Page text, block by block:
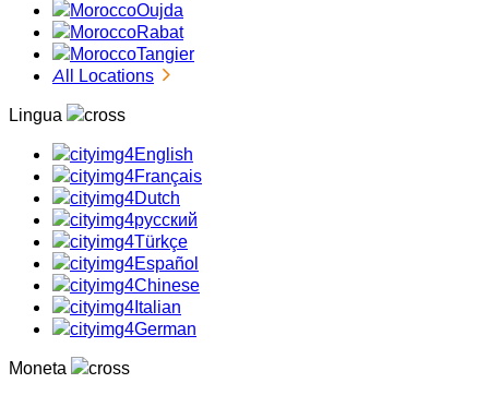
Oujda
Rabat
Tangier
All Locations
Lingua
English
Français
Dutch
русский
Türkçe
Español
Chinese
Italian
German
Moneta